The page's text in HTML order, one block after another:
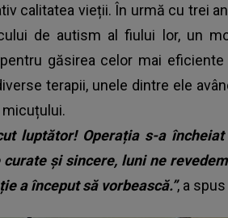
calitatea vieții. În urmă cu trei
de autism al fiului lor, un
găsirea celor mai
terapii, unele dintre ele
luptător! Operația s-a
și sincere, luni ne
a început să vorbească.”, a